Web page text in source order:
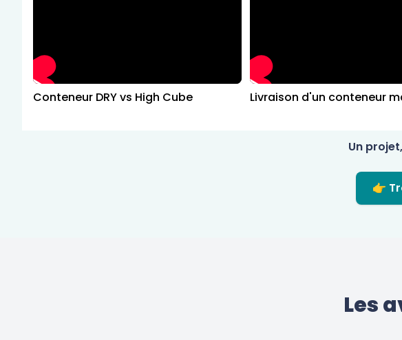
Conteneur DRY vs High Cube Livraison d'un conteneur
Un
👉
Les